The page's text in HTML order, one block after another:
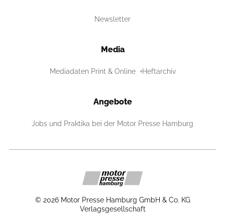
Newsletter
Media
Mediadaten Print & Online Heftarchiv
Angebote
Jobs und Praktika bei der Motor Presse Hamburg
© 2026 Motor Presse Hamburg GmbH & Co. KG
Verlagsgesellschaft